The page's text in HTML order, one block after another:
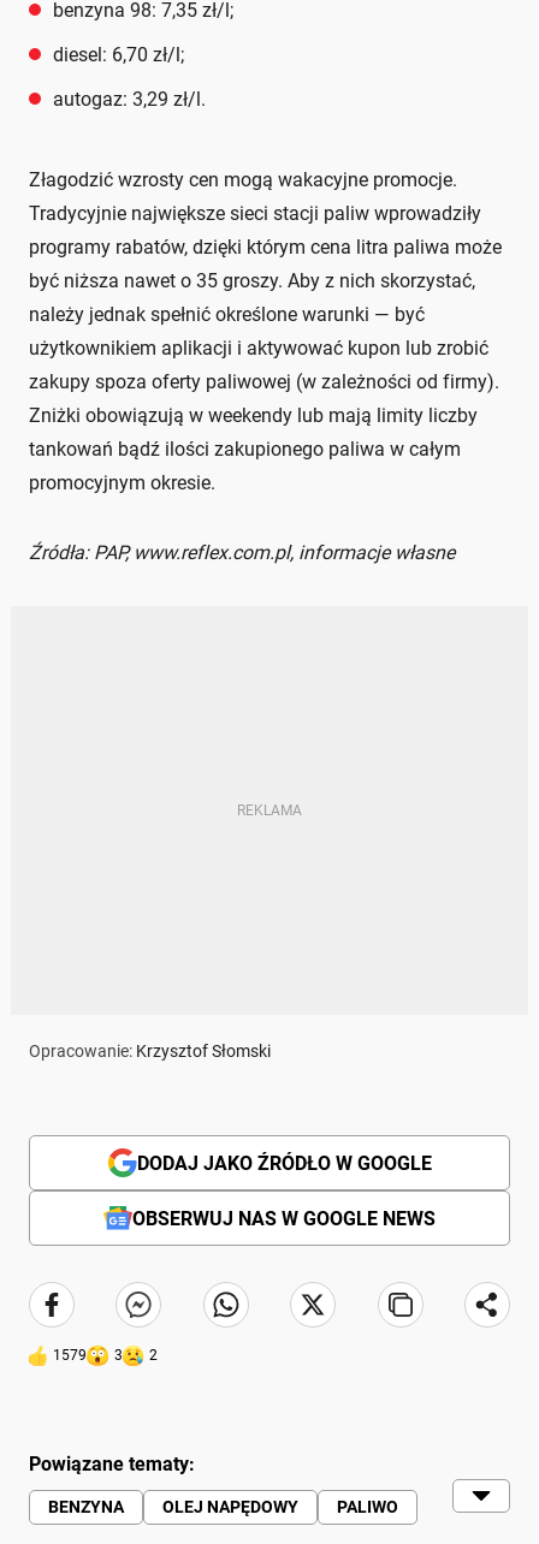
benzyna 98: 7,35 zł/l;
diesel: 6,70 zł/l;
autogaz: 3,29 zł/l.
Złagodzić wzrosty cen mogą wakacyjne promocje.
Tradycyjnie największe sieci stacji paliw wprowadziły
programy rabatów, dzięki którym cena litra paliwa może
być niższa nawet o 35 groszy. Aby z nich skorzystać,
należy jednak spełnić określone warunki — być
użytkownikiem aplikacji i aktywować kupon lub zrobić
zakupy spoza oferty paliwowej (w zależności od firmy).
Zniżki obowiązują w weekendy lub mają limity liczby
tankowań bądź ilości zakupionego paliwa w całym
promocyjnym okresie.
Źródła: PAP, www.reflex.com.pl, informacje własne
Opracowanie: Krzysztof Słomski
DODAJ JAKO ŹRÓDŁO W GOOGLE
OBSERWUJ NAS W GOOGLE NEWS
1579 3 2
Powiązane tematy:
BENZYNA OLEJ NAPĘDOWY
PALIWO